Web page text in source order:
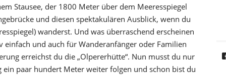
Stausee, der 1800 Meter über dem Meeresspiegel
und diesen spektakulären Ausblick, wenn du
wanderst. Und was überraschend erscheinen
und auch für Wanderanfänger oder Familien
erreichst du die „Olpererhütte“. Nun musst du nur
paar hundert Meter weiter folgen und schon bist du